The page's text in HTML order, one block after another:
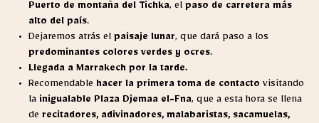
Puerto de montaña del Tichka, el paso de carretera más
alto del país.
Dejaremos atrás el paisaje lunar, que dará paso a los
predominantes colores verdes y ocres.
Llegada a Marrakech por la tarde.
Recomendable hacer la primera toma de contacto visitando
la inigualable Plaza Djemaa el-Fna, que a esta hora se llena
de recitadores, adivinadores, malabaristas, sacamuelas,